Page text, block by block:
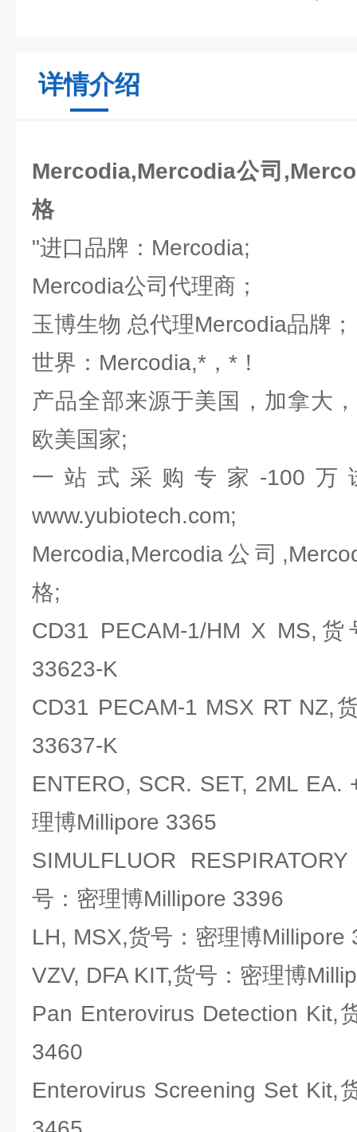
详情介绍
Mercodia,Mercodia公司
格
"进口品牌：Mercodia;
Mercodia公司代理商；
玉博生物 总代理Mercodia品牌
世界：Mercodia,*，*！
产品全部来源于美国，加拿大
欧美国家;
一站式采购专家-100万
www.yubiotech.com;
Mercodia,Mercodia公司
格;
CD31 PECAM-1/HM X MS,
33623-K
CD31 PECAM-1 MSX RT NZ,
33637-K
ENTERO, SCR. SET, 2ML EA.
理博Millipore 3365
SIMULFLUOR
号：密理博Millipore 3396
LH, MSX,货号：密理博Millipore
VZV, DFA KIT,货号：密理博
Pan Enterovirus Detection Kit,
3460
Enterovirus Screening Set Kit,